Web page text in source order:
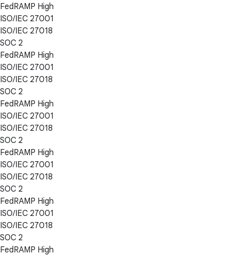
FedRAMP High
ISO/IEC 27001
ISO/IEC 27018
SOC 2
FedRAMP High
ISO/IEC 27001
ISO/IEC 27018
SOC 2
FedRAMP High
ISO/IEC 27001
ISO/IEC 27018
SOC 2
FedRAMP High
ISO/IEC 27001
ISO/IEC 27018
SOC 2
FedRAMP High
ISO/IEC 27001
ISO/IEC 27018
SOC 2
FedRAMP High